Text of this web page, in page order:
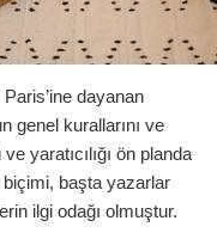
dayanan
genel kurallarını ve
yaratıcılığı ön planda
başta yazarlar
ilgi odağı olmuştur.